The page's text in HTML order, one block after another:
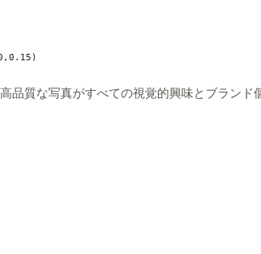
質な写真がすべての視覚的興味とブランド